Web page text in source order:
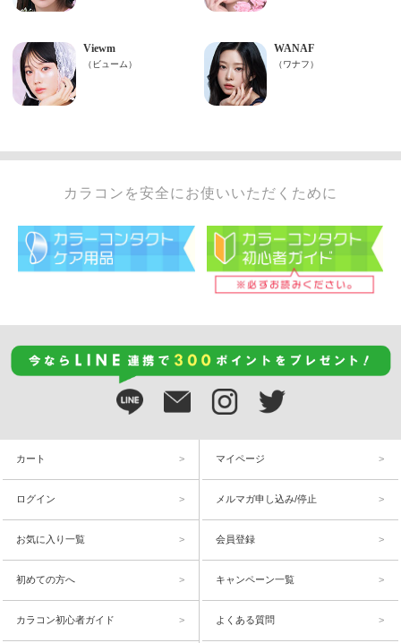
カラコンを安全にお使いいただくために
カート マイページ
ログイン メルマガ申し込み/停止
お気に入り一覧 会員登録
初めての方へ キャンペーン一覧
カラコン初心者ガイド よくある質問